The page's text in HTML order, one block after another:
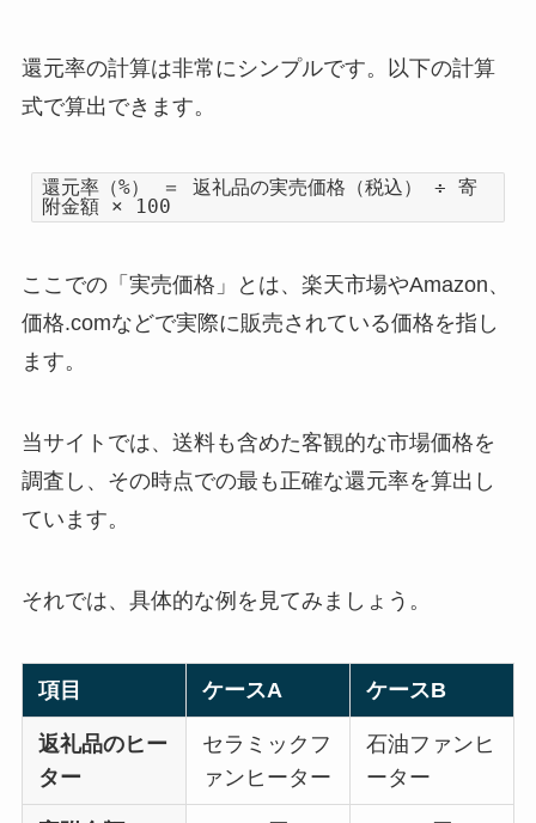
還元率の計算は非常にシンプルです。以下の計算
式で算出できます。
還元率（%） ＝ 返礼品の実売価格（税込） ÷ 寄
附金額 × 100
ここでの「実売価格」とは、楽天市場やAmazon、
価格.comなどで実際に販売されている価格を指し
ます。
当サイトでは、送料も含めた客観的な市場価格を
調査し、その時点での最も正確な還元率を算出し
ています。
それでは、具体的な例を見てみましょう。
項目 ケースA ケースB
返礼品のヒー
ター
セラミックフ
ァンヒーター
石油ファンヒ
ーター